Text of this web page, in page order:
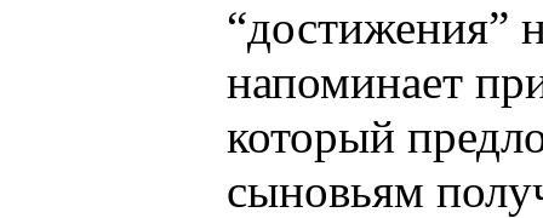
“достижения”
напоминает
который
сыновьям